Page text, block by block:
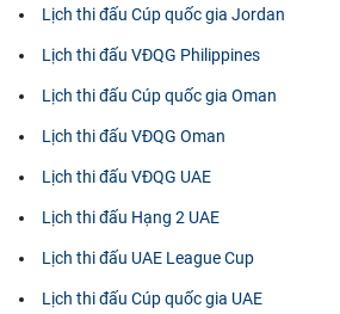
Lịch thi đấu Cúp quốc gia Jordan
Lịch thi đấu VĐQG Philippines
Lịch thi đấu Cúp quốc gia Oman
Lịch thi đấu VĐQG Oman
Lịch thi đấu VĐQG UAE
Lịch thi đấu Hạng 2 UAE
Lịch thi đấu UAE League Cup
Lịch thi đấu Cúp quốc gia UAE